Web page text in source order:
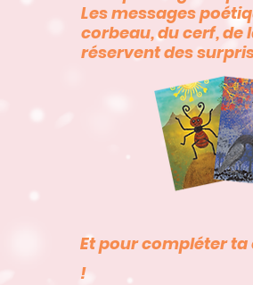
Les messages
corbeau, du cerf, de
réservent des
Et pour compléter ta
!